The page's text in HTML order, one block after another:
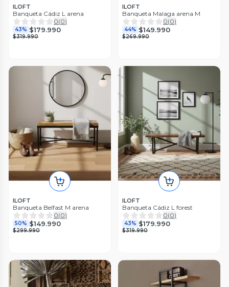
ILOFT
Banqueta Cádiz L arena
0(0)
43% $179.990
$319.990
ILOFT
Banqueta Malaga arena M
0(0)
44% $149.990
$269.990
ILOFT
Banqueta Belfast M arena
0(0)
50% $149.990
$299.990
ILOFT
Banqueta Cádiz L forest
0(0)
43% $179.990
$319.990